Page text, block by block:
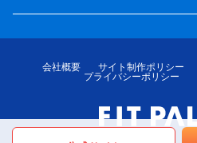
会社概要 サイト制作ポリシー
プライバシーポリシー